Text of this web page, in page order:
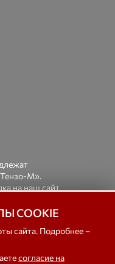
М».
на наш сайт
«Тензо-М» —
для фасовки,
COOKIE
сайта. Подробнее –
согласие на